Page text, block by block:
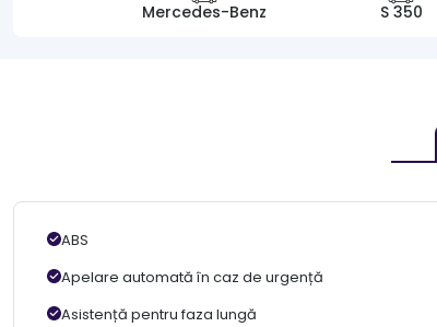
Mercedes-Benz S 350
ABS
Apelare automată în caz de urgență
Asistență pentru faza lungă